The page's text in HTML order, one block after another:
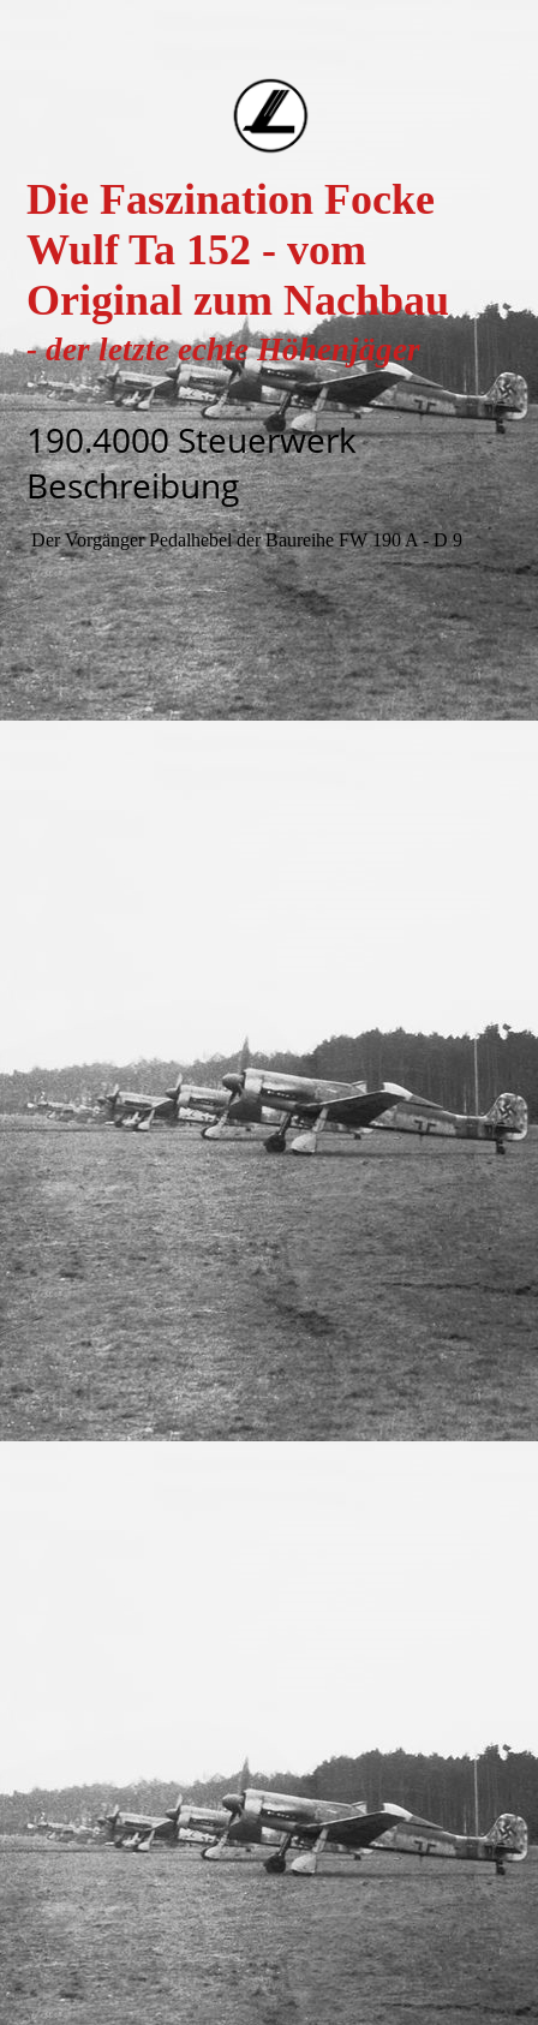
Die Faszination Focke
Wulf Ta 152 - vom
Original zum Nachbau
- der letzte echte Höhenjäger
190.4000 Steuerwerk
Beschreibung
Der Vorgänger Pedalhebel der Baureihe FW 190 A - D 9